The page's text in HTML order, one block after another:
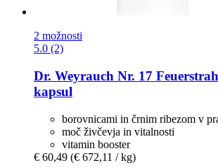
2 možnosti
5.0 (2)
Dr. Weyrauch Nr. 17
kapsul
borovnicami in črnim ribezom v
moč živčevja in vitalnosti
vitamin booster
€ 60,49 (€ 672,11 / kg)